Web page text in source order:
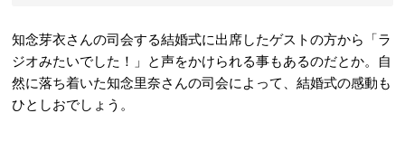
知念芽衣さんの司会する結婚式に出席したゲストの方から「ラ
ジオみたいでした！」と声をかけられる事もあるのだとか。自
然に落ち着いた知念里奈さんの司会によって、結婚式の感動も
ひとしおでしょう。